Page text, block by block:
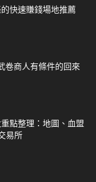
快速賺錢場地推薦
卷商人有條件的回來
點整理：地圖、血盟
易所